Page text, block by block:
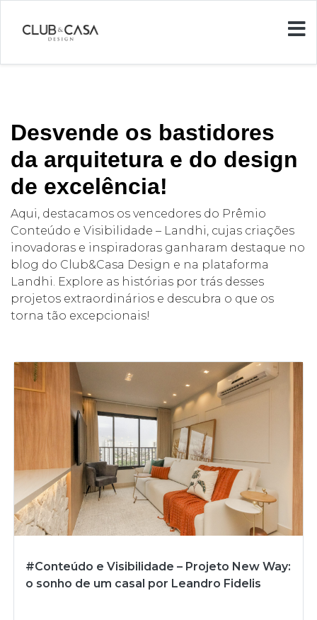
Desvende os bastidores
da arquitetura e do design
de excelência!
Aqui, destacamos os vencedores do Prêmio
Conteúdo e Visibilidade – Landhi, cujas criações
inovadoras e inspiradoras ganharam destaque no
blog do Club&Casa Design e na plataforma
Landhi. Explore as histórias por trás desses
projetos extraordinários e descubra o que os
torna tão excepcionais!
#Conteúdo e Visibilidade – Projeto New Way:
o sonho de um casal por Leandro Fidelis